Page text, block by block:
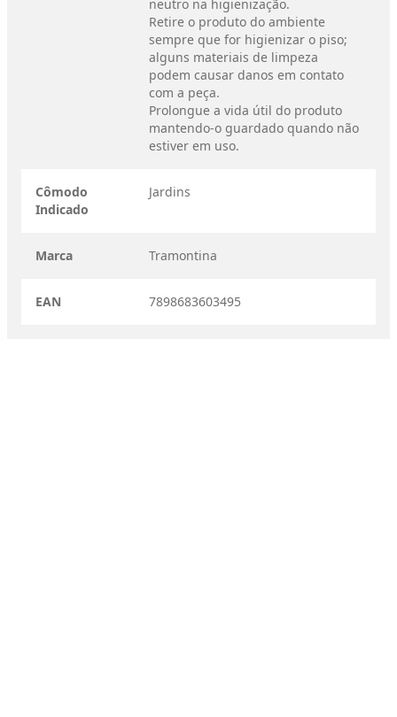
neutro na higienização.
Retire o produto do ambiente
sempre que for higienizar o piso;
alguns materiais de limpeza
podem causar danos em contato
com a peça.
Prolongue a vida útil do produto
mantendo-o guardado quando não
estiver em uso.
Cômodo
Indicado
Jardins
Marca Tramontina
EAN 7898683603495